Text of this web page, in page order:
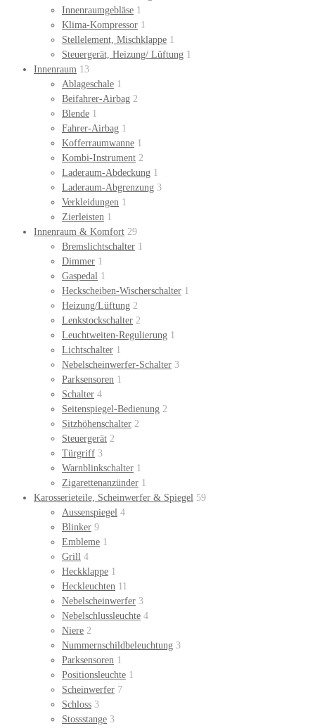
Innenraumgebläse 1
Klima-Kompressor 1
Stellelement, Mischklappe 1
Steuergerät, Heizung/ Lüftung 1
Innenraum 13
Ablageschale 1
Beifahrer-Airbag 2
Blende 1
Fahrer-Airbag 1
Kofferraumwanne 1
Kombi-Instrument 2
Laderaum-Abdeckung 1
Laderaum-Abgrenzung 3
Verkleidungen 1
Zierleisten 1
Innenraum & Komfort 29
Bremslichtschalter 1
Dimmer 1
Gaspedal 1
Heckscheiben-Wischerschalter 1
Heizung/Lüftung 2
Lenkstockschalter 2
Leuchtweiten-Regulierung 1
Lichtschalter 1
Nebelscheinwerfer-Schalter 3
Parksensoren 1
Schalter 4
Seitenspiegel-Bedienung 2
Sitzhöhenschalter 2
Steuergerät 2
Türgriff 3
Warnblinkschalter 1
Zigarettenanzünder 1
Karosserieteile, Scheinwerfer & Spiegel 59
Aussenspiegel 4
Blinker 9
Embleme 1
Grill 4
Heckklappe 1
Heckleuchten 11
Nebelscheinwerfer 3
Nebelschlussleuchte 4
Niere 2
Nummernschildbeleuchtung 3
Parksensoren 1
Positionsleuchte 1
Scheinwerfer 7
Schloss 3
Stossstange 3